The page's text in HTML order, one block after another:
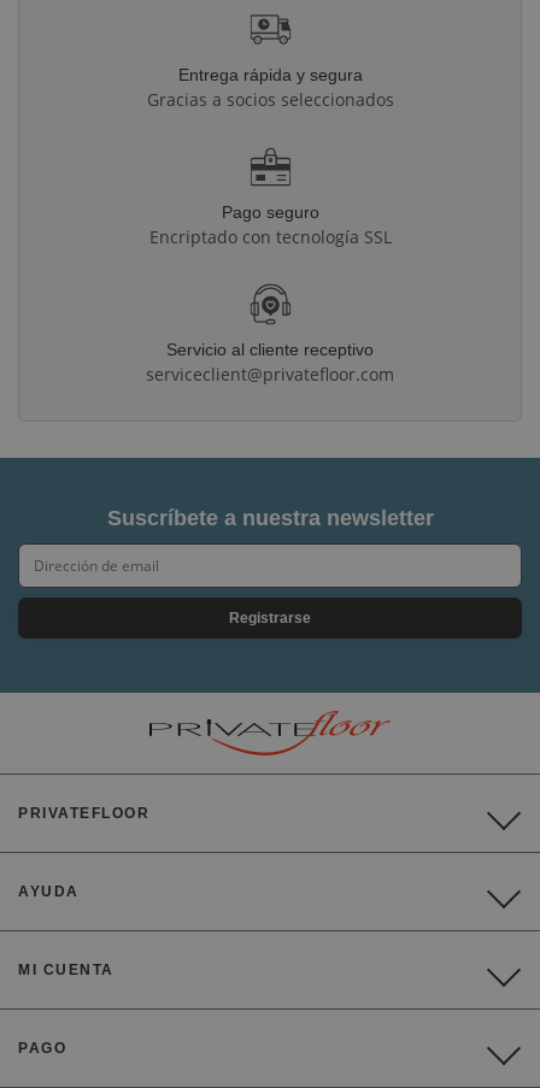
Entrega rápida y segura
Gracias a socios seleccionados
Pago seguro
Encriptado con tecnología SSL
Servicio al cliente receptivo
serviceclient@privatefloor.com
Suscríbete a nuestra newsletter
Registrarse
PRIVATEFLOOR
AYUDA
MI CUENTA
PAGO